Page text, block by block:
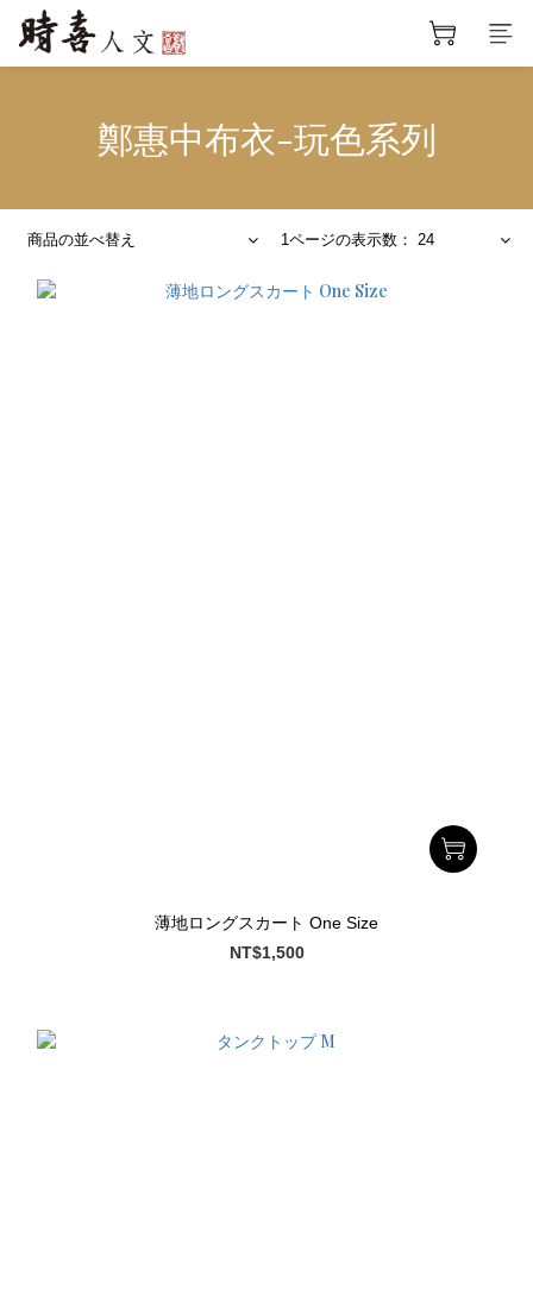
鄭惠中布衣-玩色系列
商品の並べ替え 1ページの表示数： 24
薄地ロングスカート One Size
NT$1,500